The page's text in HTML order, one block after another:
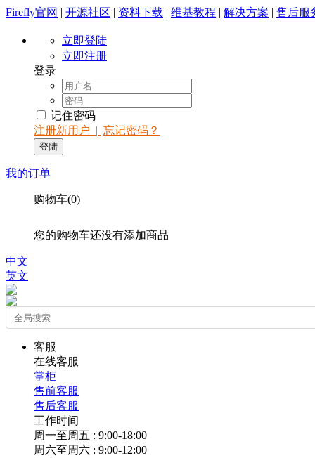
Firefly官网 | 开源社区 | 资料下载 | 维基教程 | 解决方案 | 售后服
立即登陆
立即注册
登录
记住密码
注册新用户 | 忘记密码？
我的订单
购物车(0)
您的购物车还没有添加商品
中文
英文
客服
在线客服
掌柜
售前客服
售后客服
工作时间
周一至周五 : 9:00-18:00
周六至周六 : 9:00-12:00